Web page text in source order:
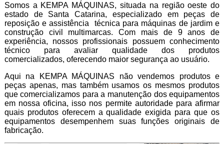
Somos a KEMPA MÁQUINAS, situada na região oeste do
estado de Santa Catarina, especializado em peças de
reposição e assistência técnica para máquinas de jardim e
construção civil multimarcas. Com mais de 9 anos de
experiência, nossos profissionais possuem conhecimento
técnico para avaliar qualidade dos produtos
comercializados, oferecendo maior segurança ao usuário.
Aqui na KEMPA MÁQUINAS não vendemos produtos e
peças apenas, mas também usamos os mesmos produtos
que comercializamos para a manutenção dos equipamentos
em nossa oficina, isso nos permite autoridade para afirmar
quais produtos oferecem a qualidade exigida para que os
equipamentos desempenhem suas funções originais de
fabricação.